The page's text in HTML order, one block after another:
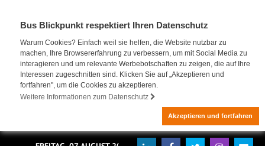
Bus Blickpunkt respektiert Ihren Datenschutz
Warum Cookies? Einfach weil sie helfen, die Website nutzbar zu
machen, Ihre Browsererfahrung zu verbessern, um mit Social Media zu
interagieren und um relevante Werbebotschaften zu zeigen, die auf Ihre
Interessen zugeschnitten sind. Klicken Sie auf „Akzeptieren und
fortfahren", um die Cookies zu akzeptieren.
Weitere Informationen zum Datenschutz
Akzeptieren und fortfahren